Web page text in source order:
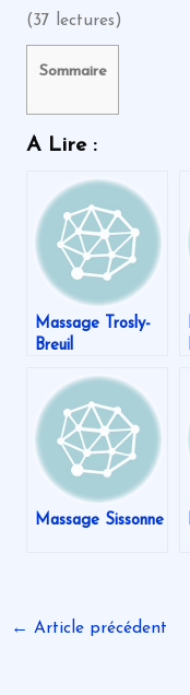
(37 lectures)
Sommaire
A Lire :
Massage Trosly-
Breuil
Massage Sissonne
← Article précédent